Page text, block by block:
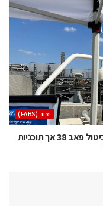
‫יצור (‪(FABS‬‬
דובר אינטל ישראל: "אינטל לא הודיעה על ביטול פאב 38 אך תוכניות